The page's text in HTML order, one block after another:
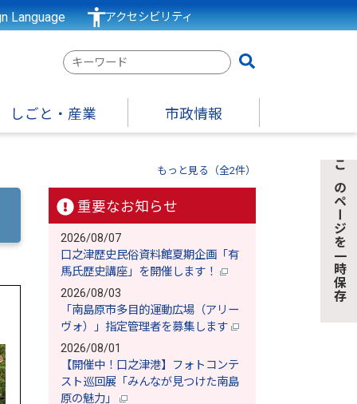
Language アクセシビリティ
検
ー
ワ
しごと・産業 市政情報
もっと見る（全2件）
重要なお知らせ
2026/08/07
口之津歴史民俗資料館夏期企画「有
馬氏歴史講座」を開催します！
2026/08/03
「南島原市多目的運動広場（アリー
ヴォ）」指定管理者を募集します
2026/08/01
【開催中！口之津港】フォトコンテ
スト巡回展「みんなが見つけた南島
原の魅力」
このページを一時保存